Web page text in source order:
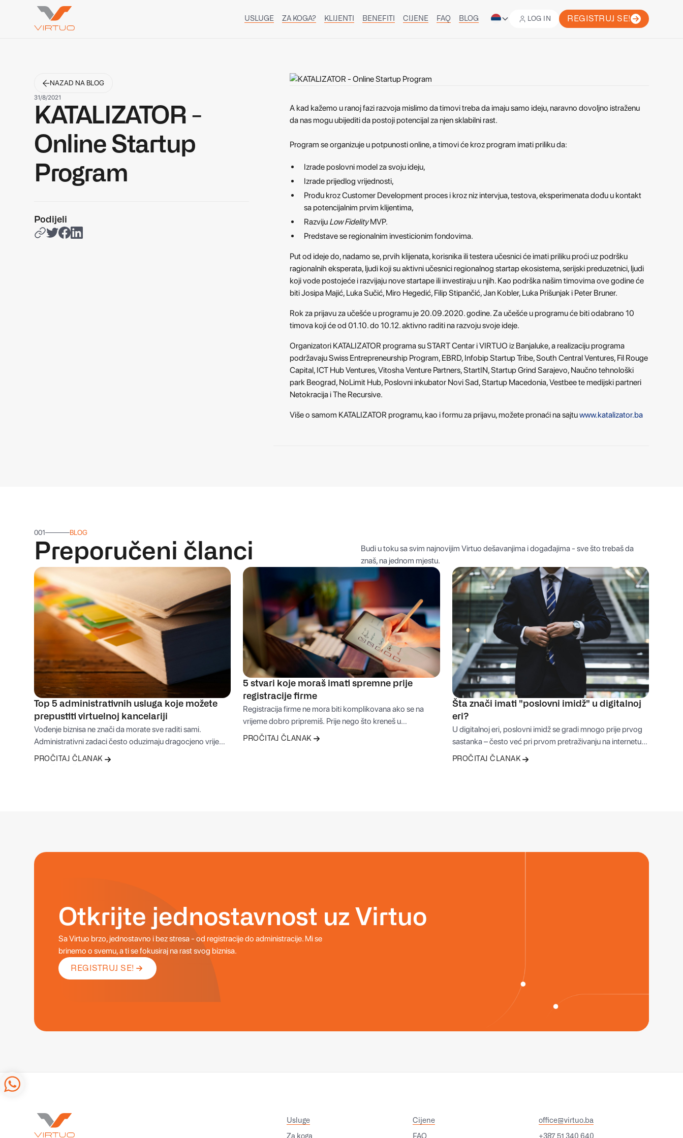
USLUGE ZA KOGA? KLIJENTI BENEFITI CIJENE FAQ BLOG
LOG IN
REGISTRUJ SE!
REGISTRUJ SE!
NAZAD NA BLOG
31/8/2021
KATALIZATOR -
Online Startup
Program
Podijeli
A kad kažemo u ranoj fazi razvoja mislimo da timovi treba da imaju samo ideju, naravno dovoljno istraženu
da nas mogu ubijediti da postoji potencijal za njen sklabilni rast.
Program se organizuje u potpunosti online, a timovi će kroz program imati priliku da:
Izrade poslovni model za svoju ideju,
Izrade prijedlog vrijednosti,
Prođu kroz Customer Development proces i kroz niz intervjua, testova, eksperimenata dođu u kontakt
sa potencijalnim prvim klijentima,
Razviju Low FidelityMVP.
Predstave se regionalnim investicionim fondovima.
Put od ideje do, nadamo se, prvih klijenata, korisnika ili testera učesnici će imati priliku proći uz podršku
ragionalnih eksperata, ljudi koji su aktivni učesnici regionalnog startap ekosistema, serijski preduzetnici, ljudi
koji vode postojeće i razvijaju nove startape ili investiraju u njih. Kao podrška našim timovima ove godine će
biti Josipa Majić, Luka Sučić, Miro Hegedić, Filip Stipančić, Jan Kobler, Luka Prišunjak i Peter Bruner.
Rok za prijavu za učešće u programu je 20.09.2020. godine. Za učešće u programu će biti odabrano 10
timova koji će od 01.10. do 10.12. aktivno raditi na razvoju svoje ideje.
Organizatori KATALIZATOR programa su START Centar i VIRTUO iz Banjaluke, a realizaciju programa
podržavaju Swiss Entrepreneurship Program, EBRD, Infobip Startup Tribe, South Central Ventures, Fil Rouge
Capital, ICT Hub Ventures, Vitosha Venture Partners, StartIN, Startup Grind Sarajevo, Naučno tehnološki
park Beograd, NoLimit Hub, Poslovni inkubator Novi Sad, Startup Macedonia, Vestbee te medijski partneri
Netokracija i The Recursive.
Više o samom KATALIZATOR programu, kao i formu za prijavu, možete pronaći na sajtuwww.katalizator.ba
001 BLOG
Preporučeni članci
Budi u toku sa svim najnovijim Virtuo dešavanjima i događajima - sve što trebaš da
znaš, na jednom mjestu.
Top 5 administrativnih usluga koje možete
prepustiti virtuelnoj kancelariji
Vođenje biznisa ne znači da morate sve raditi sami.
Administrativni zadaci često oduzimaju dragocjeno vrijeme
i odvlače fokus sa onoga što je zaista važno – rasta i
PROČITAJ ČLANAK
5 stvari koje moraš imati spremne prije
registracije firme
Registracija firme ne mora biti komplikovana ako se na
vrijeme dobro pripremiš. Prije nego što kreneš u
administrativni proces, važno je znati koje odluke moraš
PROČITAJ ČLANAK
Šta znači imati "poslovni imidž" u digitalnoj
eri?
U digitalnoj eri, poslovni imidž se gradi mnogo prije prvog
sastanka – često već pri prvom pretraživanju na internetu.
Način na koji je vaša firma predstavljena online može
PROČITAJ ČLANAK
Otkrijte jednostavnost uz Virtuo
Sa Virtuo brzo, jednostavno i bez stresa - od registracije do administracije. Mi se
brinemo o svemu, a ti se fokusiraj na rast svog biznisa.
REGISTRUJ SE!
REGISTRUJ SE!
Usluge
Za koga
Cijene
FAQ
office@virtuo.ba
+387 51 340 640